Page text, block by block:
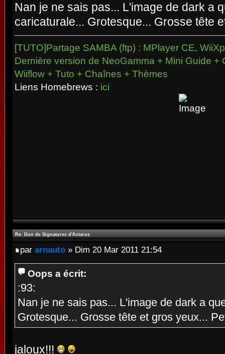
Nan je ne sais pas... L'image de dark a
caricaturale... Grotesque... Grosse tête
[TUTO]Partage SAMBA (ftp) : MPlayer CE,
Dernière version de NeoGamma + Mini Guide +
Wiiflow + Tuto + Chaînes + Thèmes
Liens Homebrews : ici
Re: Don de Signatures d'Actarus
par arnauto » Dim 20 Mar 2011 21:54
Oops a écrit:
:93:
Nan je ne sais pas... L'image de dark a
Grotesque... Grosse tête et gros yeux...
jaloux!!!